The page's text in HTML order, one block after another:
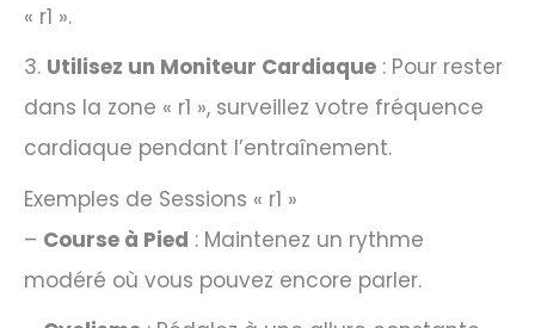
« r1 ».
3. Utilisez un Moniteur Cardiaque : Pour rester
dans la zone « r1 », surveillez votre fréquence
cardiaque pendant l’entraînement.
Exemples de Sessions « r1 »
– Course à Pied : Maintenez un rythme
modéré où vous pouvez encore parler.